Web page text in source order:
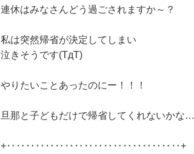
連休はみなさんどう過ごされますか～？
私は突然帰省が決定してしまい
泣きそうです(TдT)
やりたいことあったのにー！！！
旦那と子どもだけで帰省してくれないかな…
+‥‥‥‥‥‥‥‥‥‥‥‥‥‥‥‥‥‥+